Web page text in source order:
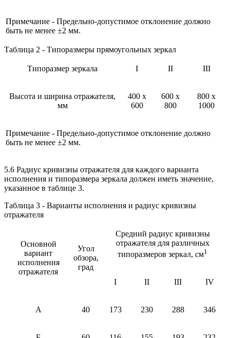
Примечание - Предельно-допустимое отклонение должно
быть не менее ±2 мм.
Таблица 2 - Типоразмеры прямоугольных зеркал
Типоразмер зеркала I II III
Высота и ширина отражателя,
мм
400 x
600
600 х
800
800 x
1000
Примечание - Предельно-допустимое отклонение должно
быть не менее ±2 мм.
5.6 Радиус кривизны отражателя для каждого варианта
исполнения и типоразмера зеркала должен иметь значение,
указанное в таблице 3.
Таблица 3 - Варианты исполнения и радиус кривизны
отражателя
Основной
вариант
исполнения
отражателя
Угол
обзора,
град
Средний радиус кривизны
отражателя для различных
типоразмеров зеркал, см1
I II III IV
А 40 173 230 288 346